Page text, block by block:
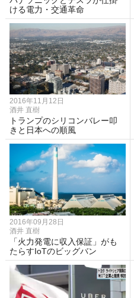
ける電力・交通革命
2016年11月12日
酒井 直樹
トランプのシリコンバレー叩
きと日本への順風
2016年09月28日
酒井 直樹
「火力発電に収入保証」がも
たらすIoTのビッグバン